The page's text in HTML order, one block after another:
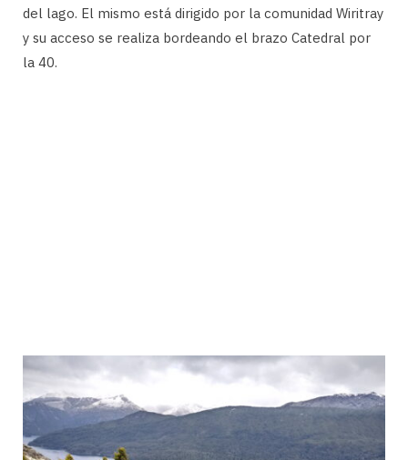
del lago. El mismo está dirigido por la comunidad Wiritray
y su acceso se realiza bordeando el brazo Catedral por
la 40.